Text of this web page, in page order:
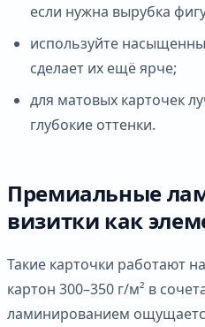
если нужна вырубка
используйте
сделает их ещё ярче;
для матовых карточек
глубокие оттенки.
Премиальные
визитки как
Такие карточки работают
картон 300–350 г/м² в
ламинированием